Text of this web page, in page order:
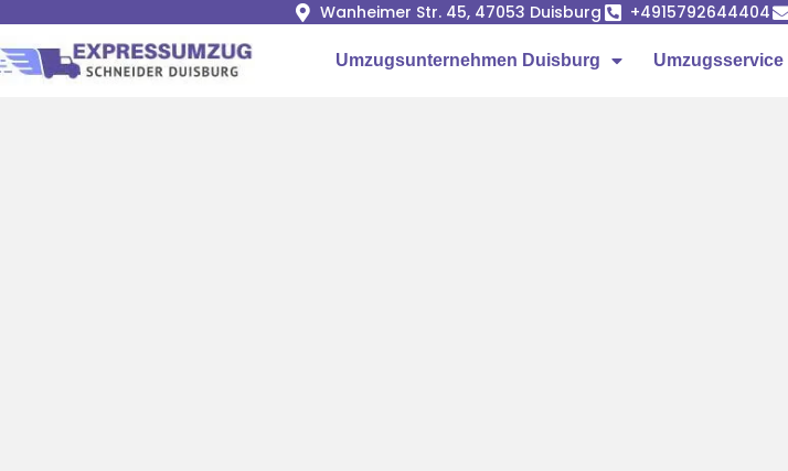
Wanheimer Str. 45, 47053 Duisburg +4915792644404
Umzugsunternehmen Duisburg